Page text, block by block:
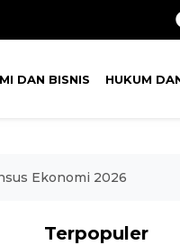
DAN BISNIS HUKUM
Ekonomi 2026
Terpopuler